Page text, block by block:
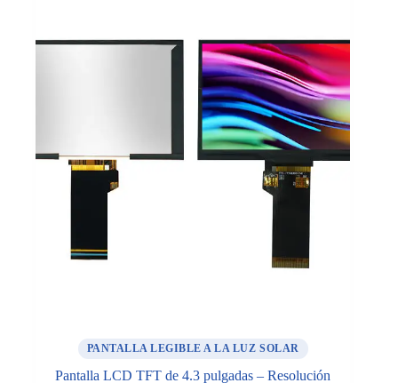
PANTALLA LEGIBLE A LA LUZ SOLAR
Pantalla LCD TFT de 4.3 pulgadas – Resolución